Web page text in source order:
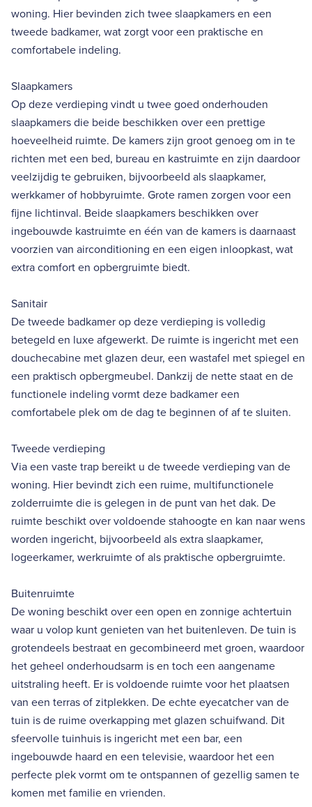
woning. Hier bevinden zich twee slaapkamers en een
tweede badkamer, wat zorgt voor een praktische en
comfortabele indeling.
Slaapkamers
Op deze verdieping vindt u twee goed onderhouden
slaapkamers die beide beschikken over een prettige
hoeveelheid ruimte. De kamers zijn groot genoeg om in te
richten met een bed, bureau en kastruimte en zijn daardoor
veelzijdig te gebruiken, bijvoorbeeld als slaapkamer,
werkkamer of hobbyruimte. Grote ramen zorgen voor een
fijne lichtinval. Beide slaapkamers beschikken over
ingebouwde kastruimte en één van de kamers is daarnaast
voorzien van airconditioning en een eigen inloopkast, wat
extra comfort en opbergruimte biedt.
Sanitair
De tweede badkamer op deze verdieping is volledig
betegeld en luxe afgewerkt. De ruimte is ingericht met een
douchecabine met glazen deur, een wastafel met spiegel en
een praktisch opbergmeubel. Dankzij de nette staat en de
functionele indeling vormt deze badkamer een
comfortabele plek om de dag te beginnen of af te sluiten.
Tweede verdieping
Via een vaste trap bereikt u de tweede verdieping van de
woning. Hier bevindt zich een ruime, multifunctionele
zolderruimte die is gelegen in de punt van het dak. De
ruimte beschikt over voldoende stahoogte en kan naar wens
worden ingericht, bijvoorbeeld als extra slaapkamer,
logeerkamer, werkruimte of als praktische opbergruimte.
Buitenruimte
De woning beschikt over een open en zonnige achtertuin
waar u volop kunt genieten van het buitenleven. De tuin is
grotendeels bestraat en gecombineerd met groen, waardoor
het geheel onderhoudsarm is en toch een aangename
uitstraling heeft. Er is voldoende ruimte voor het plaatsen
van een terras of zitplekken. De echte eyecatcher van de
tuin is de ruime overkapping met glazen schuifwand. Dit
sfeervolle tuinhuis is ingericht met een bar, een
ingebouwde haard en een televisie, waardoor het een
perfecte plek vormt om te ontspannen of gezellig samen te
komen met familie en vrienden.